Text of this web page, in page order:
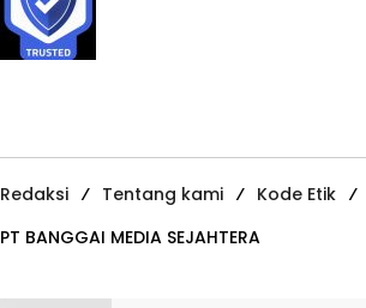
Redaksi Tentang kami Kode Etik
PT BANGGAI MEDIA SEJAHTERA